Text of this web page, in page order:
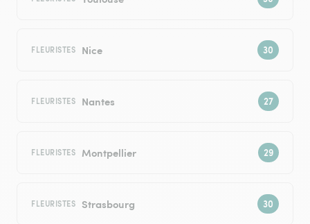
FLEURISTES Nice
FLEURISTES Nantes
FLEURISTES Montpellier
FLEURISTES Strasbourg